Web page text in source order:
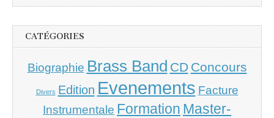
CATÉGORIES
Biographie Brass Band CD Concours
Divers Edition Evenements Facture
Instrumentale Formation Master-